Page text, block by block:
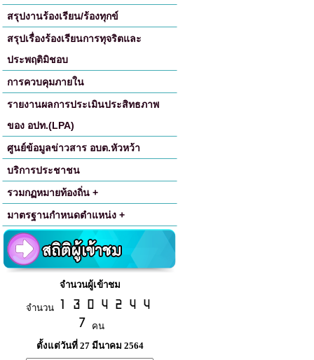
สรุปงานร้องเรียน/ร้องทุกข์
สรุปเรื่องร้องเรียนการทุจริตและ
ประพฤติมิชอบ
การควบคุมภายใน
รายงานผลการประเมินประสิทธภาพ
ของ อปท.(LPA)
ศูนย์ข้อมูลข่าวสาร อบต.หัวหว้า
บริการประชาชน
รวมกฏหมายท้องถิ่น +
มาตรฐานกำหนดตำแหน่ง +
จำนวนผู้เข้าชม
จำนวน
คน
ตั้งแต่วันที่ 27 มีนาคม 2564